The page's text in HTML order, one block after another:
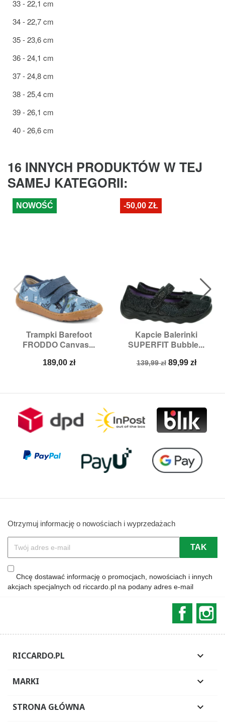
33 - 22,1 cm
34 - 22,7 cm
35 - 23,6 cm
36 - 24,1 cm
37 - 24,8 cm
38 - 25,4 cm
39 - 26,1 cm
40 - 26,6 cm
16 INNYCH PRODUKTÓW W TEJ
SAMEJ KATEGORII:
Trampki Barefoot
FRODDO Canvas...
Cena
189,00 zł
NOWOŚĆ
Kapcie Balerinki
SUPERFIT Bubble...
Cena
139,99 zł Cena
89,99 zł
-50,00 ZŁ
Otrzymuj informację o nowościach i wyprzedażach
Chcę dostawać informację o promocjach, nowościach i innych
akcjach specjalnych od riccardo.pl na podany adres e-mail
RICCARDO.PL 
MARKI 
STRONA GŁÓWNA 